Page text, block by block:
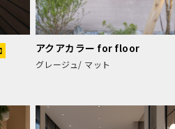
アクアカラー for floor
グレージュ/ マット